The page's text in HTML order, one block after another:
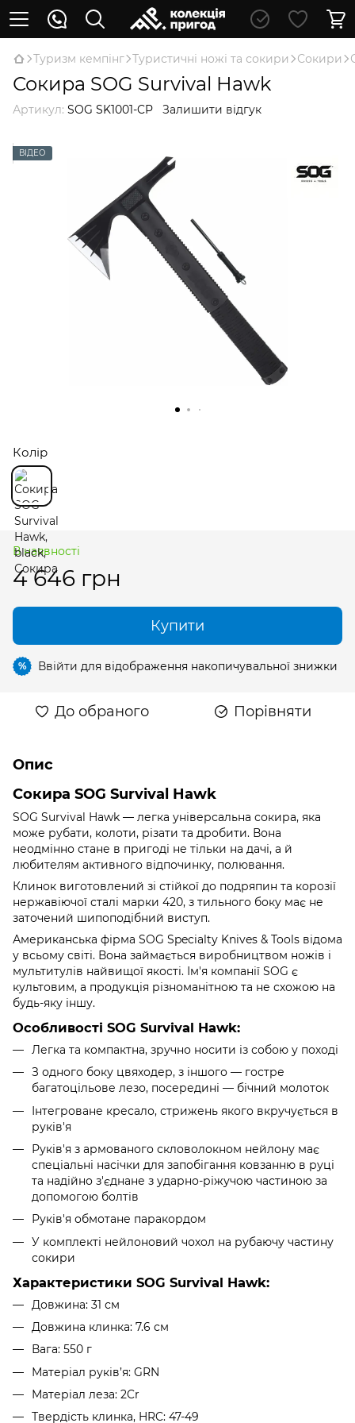
Туризм кемпінг Туристичні ножі та сокири Сокири
Сокира SOG Survival Hawk
Артикул: SOG SK1001-CP Залишити відгук
ВІДЕО
Колір
В наявності
4 646 грн
Купити
% Ввійти для відображення накопичувальної знижки
До обраного Порівняти
Опис
Сокира SOG Survival Hawk
SOG Survival Hawk — легка універсальна сокира, яка
може рубати, колоти, різати та дробити. Вона
неодмінно стане в пригоді не тільки на дачі, а й
любителям активного відпочинку, полювання.
Клинок виготовлений зі стійкої до подряпин та корозії
нержавіючої сталі марки 420, з тильного боку має не
заточений шипоподібний виступ.
Американська фірма SOG Specialty Knives & Tools відома
у всьому світі. Вона займається виробництвом ножів і
мультитулів найвищої якості. Ім'я компанії SOG є
культовим, а продукція різноманітною та не схожою на
будь-яку іншу.
Особливості SOG Survival Hawk:
Легка та компактна, зручно носити із собою у поході
З одного боку цвяходер, з іншого — гостре
багатоцільове лезо, посередині — бічний молоток
Інтегроване кресало, стрижень якого вкручується в
руків'я
Руків'я з армованого скловолокном нейлону має
спеціальні насічки для запобігання ковзанню в руці
та надійно з'єднане з ударно-ріжучою частиною за
допомогою болтів
Руків'я обмотане паракордом
У комплекті нейлоновий чохол на рубаючу частину
сокири
Характеристики SOG Survival Hawk:
Довжина: 31 см
Довжина клинка: 7.6 см
Вага: 550 г
Матеріал руків’я: GRN
Матеріал леза: 2Cr
Твердість клинка, HRC: 47-49